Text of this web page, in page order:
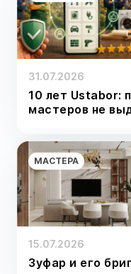
31.07.2026
10 лет Ustabor:
мастеров не
МАСТЕРА
15.07.2026
Зуфар и его